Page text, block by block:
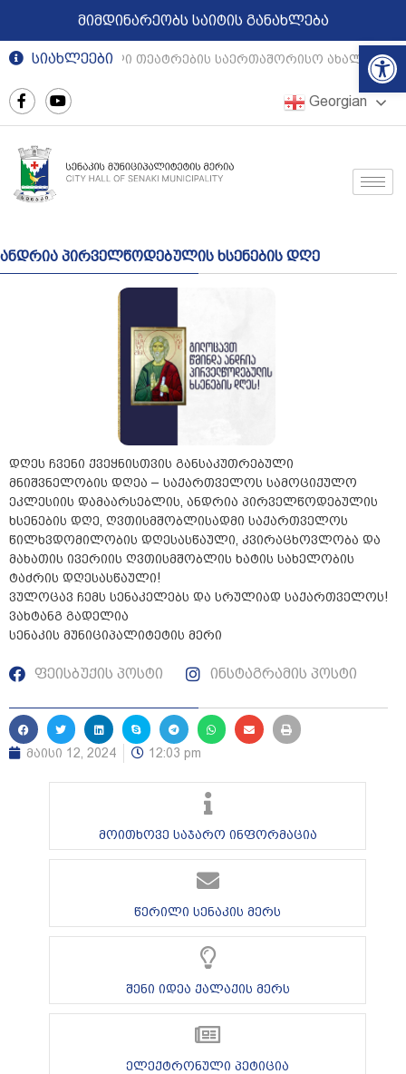
მიმდინარეობს საიტის განახლება
სიახლეები
რეგიონული თეატრების საერთაშორისო
Georgian
ანდრია პირველწოდებულის ხსენების დღე
დღეს ჩვენი ქვეყნისთვის განსაკუთრებული
მნიშვნელობის დღეა – საქართველოს სამოციქულო
ეკლესიის დამაარსებლის, ანდრია პირველწოდებულის
ხსენების დღე, ღვთისმშობლისადმი საქართველოს
წილხვდომილობის დღესასწაული, კვირაცხოვლობა და
მახათის ივერიის ღვთისმშობლის ხატის სახელობის
ტაძრის დღესასწაული!
ვულოცავ ჩემს სენაკელებს და სრულიად საქართველოს!
ვახტანგ გადელია
სენაკის მუნიციპალიტეტის მერი
ფეისბუქის პოსტი ინსტაგრამის პოსტი
მაისი 12, 2024 12:03 pm
მოითხოვე საჯარო ინფორმაცია
წერილი სენაკის მერს
შენი იდეა ქალაქის მერს
ელექტრონული პეტიცია